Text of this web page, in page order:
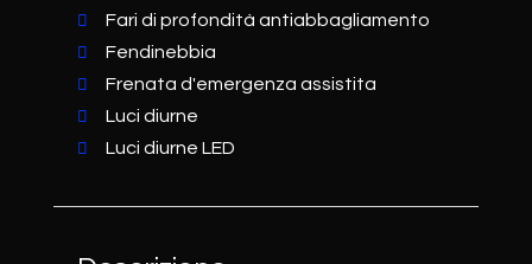
Fari di profondità antiabbagliamento
Fendinebbia
Frenata d'emergenza assistita
Luci diurne
Luci diurne LED